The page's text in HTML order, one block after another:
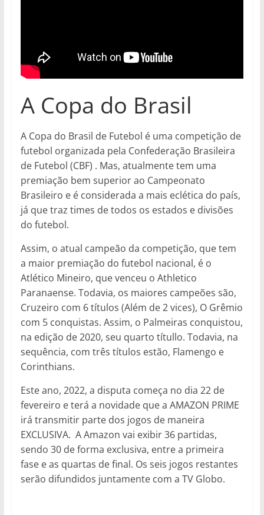
A Copa do Brasil
A Copa do Brasil de Futebol é uma competição de
futebol organizada pela Confederação Brasileira
de Futebol (CBF) . Mas, atualmente tem uma
premiação bem superior ao Campeonato
Brasileiro e é considerada a mais eclética do país,
já que traz times de todos os estados e divisões
do futebol.
Assim, o atual campeão da competição, que tem
a maior premiação do futebol nacional, é o
Atlético Mineiro, que venceu o Athletico
Paranaense. Todavia, os maiores campeões são,
Cruzeiro com 6 títulos (Além de 2 vices), O Grêmio
com 5 conquistas. Assim, o Palmeiras conquistou,
na edição de 2020, seu quarto títullo. Todavia, na
sequência, com três títulos estão, Flamengo e
Corinthians.
Este ano, 2022, a disputa começa no dia 22 de
fevereiro e terá a novidade que a AMAZON PRIME
irá transmitir parte dos jogos de maneira
EXCLUSIVA. A Amazon vai exibir 36 partidas,
sendo 30 de forma exclusiva, entre a primeira
fase e as quartas de final. Os seis jogos restantes
serão difundidos juntamente com a TV Globo.